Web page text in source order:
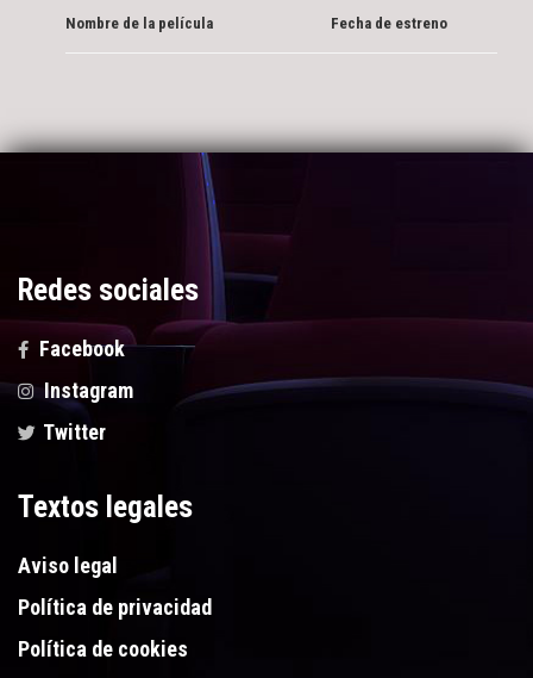
Nombre de la película Fecha de estreno
Redes sociales
Facebook
Instagram
Twitter
Textos legales
Aviso legal
Política de privacidad
Política de cookies